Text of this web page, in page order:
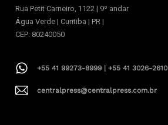
Rua Petit Carneiro, 1122 | 9º andar
Água Verde | Curitiba | PR |
CEP: 80240050
+55 41 99273-8999 | +55 41 3026-2610
centralpress@centralpress.com.br